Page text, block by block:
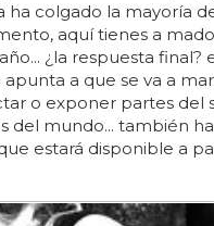
ha colgado la mayoría
aquí tienes a
¿la respuesta final?
a que se va a
o exponer partes del
del mundo... también
estará disponible a